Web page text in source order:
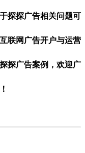
探探广告相关问题可
联网广告开户与运营
探广告案例，欢迎广